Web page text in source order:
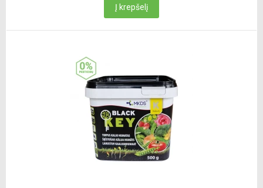
Į krepšelį